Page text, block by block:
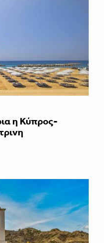
η Κύπρος-